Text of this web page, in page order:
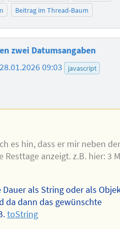
Beitrag im Thread-Baum
zwei Datumsangaben
28.01.2026 09:03
javascript
es hin, dass er mir neben
Resttage anzeigt. z.B. hier: 3
als String oder als
da dann das gewünschte
toString